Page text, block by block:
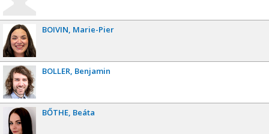
BOIVIN Marie-Pier
BOLLER Benjamin
BŐTHE Beáta